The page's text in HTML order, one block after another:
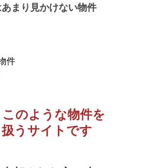
まり見かけない物件
件
のような物件を
うサイトです